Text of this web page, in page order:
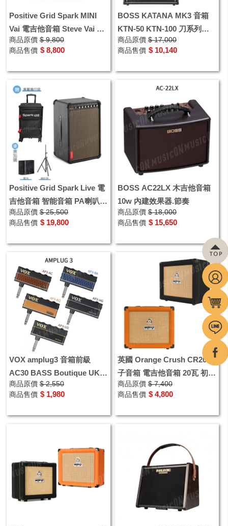
Positive Grid Spark MINI
Vai 電吉他音箱 Steve Vai 聯
名款
商品原價 $ 9,800
商品售價 $ 8,800
BOSS KATANA MK3 音箱
KTN-50 KTN-100 刀系列
MKIII 第三代
商品原價 $ 17,000
商品售價 $ 10,140
Positive Grid Spark Live 電
吉他音箱 智能音箱 PA喇叭
街頭表演 附贈音箱袋
商品原價 $ 25,500
商品售價 $ 19,800
BOSS AC22LX 木吉他音箱
10w 內建效果器.節奏
商品原價 $ 18,000
商品售價 $ 15,650
VOX amplug3 音箱前級
AC30 BASS Boutique UK
Drive High Gain
商品原價 $ 2,550
商品售價 $ 1,980
英國 Orange Crush CR20 橘
子音箱 電吉他音箱 20瓦 初學
者練習
商品原價 $ 7,400
商品售價 $ 4,800